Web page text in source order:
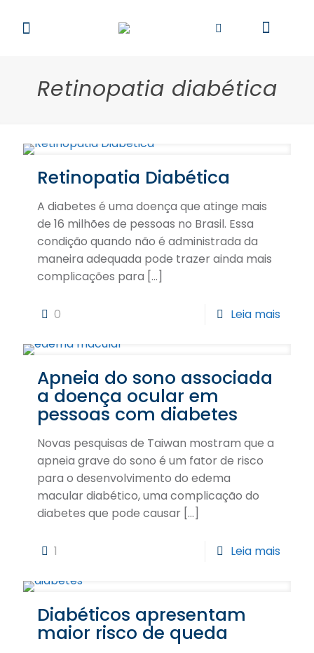
Retinopatia diabética
Retinopatia Diabética
A diabetes é uma doença que atinge mais
de 16 milhões de pessoas no Brasil. Essa
condição quando não é administrada da
maneira adequada pode trazer ainda mais
complicações para […]
0 Leia mais
Apneia do sono associada
a doença ocular em
pessoas com diabetes
Novas pesquisas de Taiwan mostram que a
apneia grave do sono é um fator de risco
para o desenvolvimento do edema
macular diabético, uma complicação do
diabetes que pode causar […]
1 Leia mais
Diabéticos apresentam
maior risco de queda